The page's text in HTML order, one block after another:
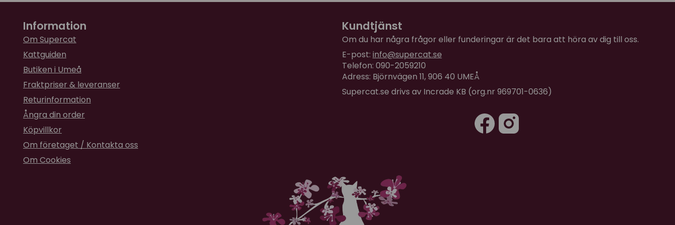
Information
Om Supercat
Kattguiden
Butiken i Umeå
Fraktpriser & leveranser
Returinformation
Ångra din order
Köpvillkor
Om företaget / Kontakta oss
Om Cookies
Kundtjänst
Om du har några frågor eller funderingar är det bara att höra av dig till oss.
E-post: info@supercat.se
Telefon: 090-2059210
Adress: Björnvägen 11, 906 40 UMEÅ
Supercat.se drivs av Incrade KB (org.nr 969701-0636)